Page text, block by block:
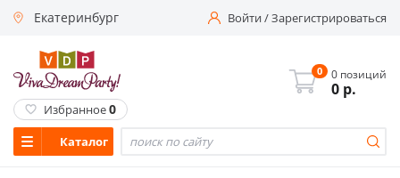
Екатеринбург Войти/Зарегистрироваться
Каталог
0 0 позиций
0 р.
Избранное0